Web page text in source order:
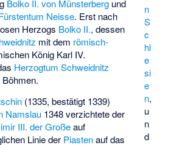
n
S
c
hl
e
si
e
n,
u
n
d
Bolko II. von Münsterberg und
Neisse. Erst nach
Herzogs Bolko II., dessen
mit dem römisch-
König Karl IV.
Herzogtum Schweidnitz
(1335, bestätigt 1339)
Namslau 1348 verzichtete der
III. der Großeauf
Linie der Piastenauf das